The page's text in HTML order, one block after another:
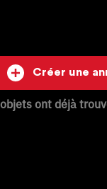
Créer une
ont déjà